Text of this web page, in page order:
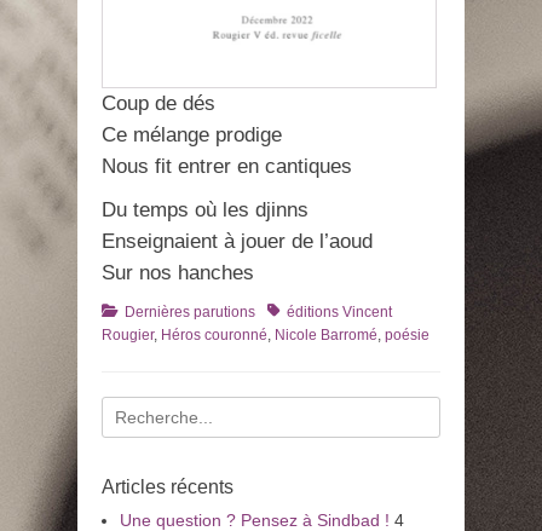
Coup de dés
Ce mélange prodige
Nous fit entrer en cantiques
Du temps où les djinns
Enseignaient à jouer de l’aoud
Sur nos hanches
Catégories
Dernières parutions Tagséditions Vincent
Rougier, Héros couronné Nicole Barromé poésie
Recherche
pour
Articles récents
Une question ? Pensez à Sindbad ! 4